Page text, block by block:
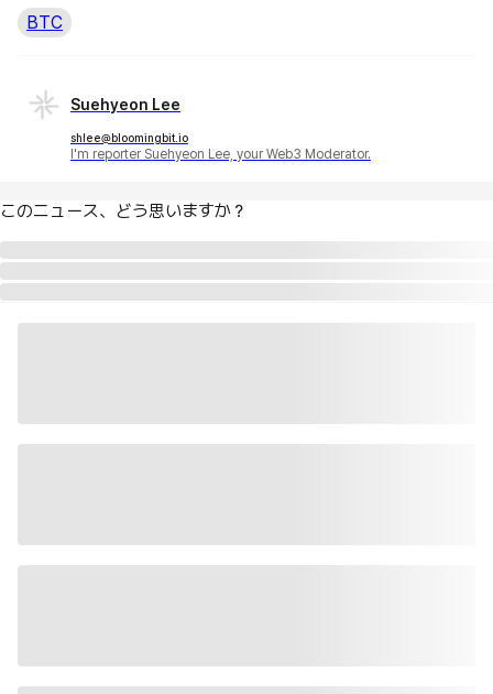
BTC
Suehyeon Lee
shlee@bloomingbit.io
I'm reporter Suehyeon Lee, your Web3 Moderator.
このニュース、どう思いますか？